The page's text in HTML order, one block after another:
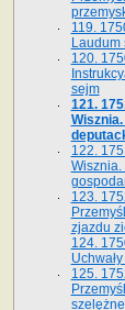
119.
Laudum
120.
sejm
121.
122.
Wisznia.
123.
zjazdu
124.
125.